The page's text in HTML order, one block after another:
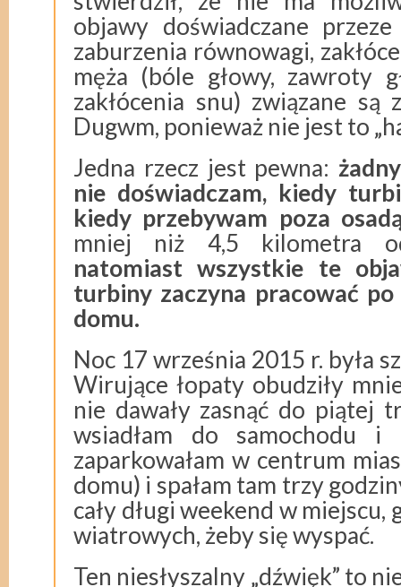
objawy doświadczane
zaburzenia równowagi,
męża (bóle głowy, zawroty
zakłócenia snu) związane
Dugwm, ponieważ nie jest to
Jedna rzecz jest pewna:
nie doświadczam, kiedy
kiedy przebywam poza
mniej niż 4,5 kilometra
natomiast wszystkie te
turbiny zaczyna pracować
domu.
Noc 17 września 2015 r. była
Wirujące łopaty obudziły
nie dawały zasnąć do piątej
wsiadłam do samochodu i
zaparkowałam w centrum
domu) i spałam tam trzy
cały długi weekend w
wiatrowych, żeby się wyspać.
Ten niesłyszalny „dźwięk” to